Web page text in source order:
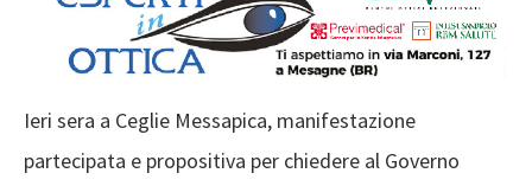
Ieri sera a Ceglie Messapica, manifestazione
partecipata e propositiva per chiedere al Governo